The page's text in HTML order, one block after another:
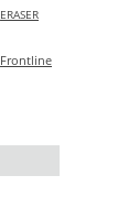
ERASER
Frontline